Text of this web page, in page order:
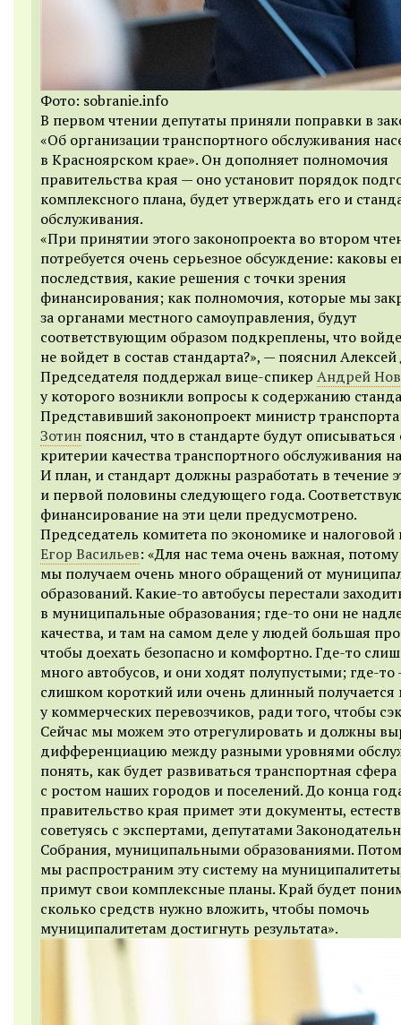
Фото: sobranie.info
В первом чтении депутаты приняли поправки в
«Об организации транспортного обслуживания
в Красноярском крае». Он дополняет полномочия
правительства края — оно установит порядок
комплексного плана, будет утверждать его и
обслуживания.
«При принятии этого законопроекта во втором
потребуется очень серьезное обсуждение: каковы
последствия, какие решения с точки зрения
финансирования; как полномочия, которые мы
за органами местного самоуправления, будут
соответствующим образом подкреплены, что
не войдет в состав стандарта?», — пояснил
Председателя поддержал вице-спикер Андрей
у которого возникли вопросы к содержанию
Представивший законопроект министр
Зотин пояснил, что в стандарте будут
критерии качества транспортного обслуживания
И план, и стандарт должны разработать в течение
и первой половины следующего года.
финансирование на эти цели предусмотрено.
Председатель комитета по экономике и налоговой
Егор Васильев: «Для нас тема очень важная, потому
мы получаем очень много обращений от
образований. Какие-то автобусы перестали
в муниципальные образования; где-то они не
качества, и там на самом деле у людей большая
чтобы доехать безопасно и комфортно. Где-то
много автобусов, и они ходят полупустыми; где-то
слишком короткий или очень длинный
у коммерческих перевозчиков, ради того, чтобы
Сейчас мы можем это отрегулировать и должны
дифференциацию между разными уровнями
понять, как будет развиваться транспортная сфера
с ростом наших городов и поселений. До конца
правительство края примет эти документы,
советуясь с экспертами, депутатами
Собрания, муниципальными образованиями. Потом
мы распространим эту систему на
примут свои комплексные планы. Край будет
сколько средств нужно вложить, чтобы помочь
муниципалитетам достигнуть результата».